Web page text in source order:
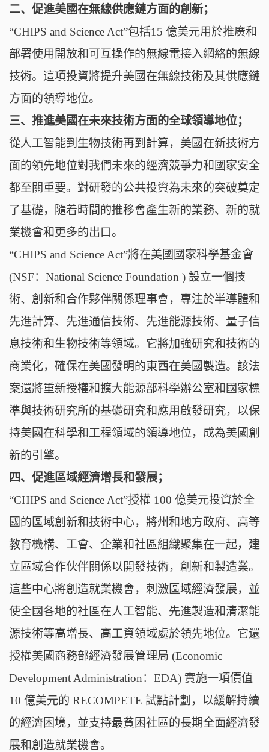
二、促進美國在無線供應鏈方面的創新；
“CHIPS and Science Act”包括15 億美元用於推廣和
部署使用開放和可互操作的無線電接入網絡的無線
技術。這項投資將提升美國在無線技術及其供應鏈
方面的領導地位。
三、推進美國在未來技術方面的全球領導地位；
從人工智能到生物技術再到計算，美國在新技術方
面的領先地位對我們未來的經濟競爭力和國家安全
都至關重要。對研發的公共投資為未來的突破奠定
了基礎，隨着時間的推移會產生新的業務、新的就
業機會和更多的出口。
“CHIPS and Science Act”將在美國國家科學基金會
(NSF：National Science Foundation ) 設立一個技
術、創新和合作夥伴關係理事會，專注於半導體和
先進計算、先進通信技術、先進能源技術、量子信
息技術和生物技術等領域。它將加強研究和技術的
商業化，確保在美國發明的東西在美國製造。該法
案還將重新授權和擴大能源部科學辦公室和國家標
準與技術研究所的基礎研究和應用啟發研究，以保
持美國在科學和工程領域的領導地位，成為美國創
新的引擎。
四、促進區域經濟增長和發展；
“CHIPS and Science Act”授權 100 億美元投資於全
國的區域創新和技術中心，將州和地方政府、高等
教育機構、工會、企業和社區組織聚集在一起，建
立區域合作伙伴關係以開發技術，創新和製造業。
這些中心將創造就業機會，刺激區域經濟發展，並
使全國各地的社區在人工智能、先進製造和清潔能
源技術等高增長、高工資領域處於領先地位。它還
授權美國商務部經濟發展管理局 (Economic
Development Administration：EDA) 實施一項價值
10 億美元的 RECOMPETE 試點計劃，以緩解持續
的經濟困境，並支持最貧困社區的長期全面經濟發
展和創造就業機會。